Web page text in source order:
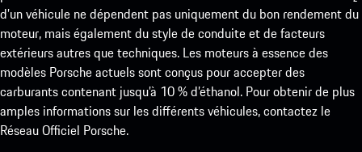
d’un véhicule ne dépendent pas uniquement du bon rendement du
moteur, mais également du style de conduite et de facteurs
extérieurs autres que techniques. Les moteurs à essence des
modèles Porsche actuels sont conçus pour accepter des
carburants contenant jusqu’à 10 % d’éthanol. Pour obtenir de plus
amples informations sur les différents véhicules, contactez le
Réseau Officiel Porsche.